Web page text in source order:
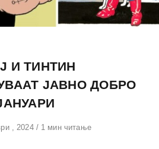
И ТИНТИН
ЈАВНО ДОБРО
, 2024 1 мин читање